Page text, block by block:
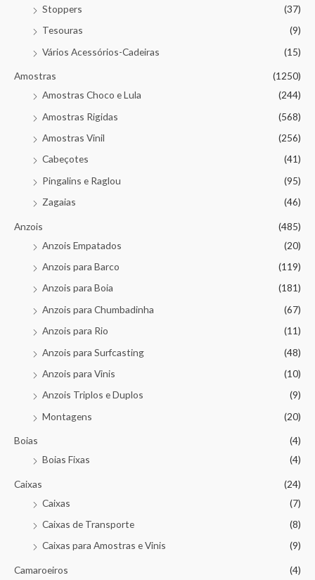
Stoppers
(37)
Tesouras
(9)
Vários Acessórios-Cadeiras
(15)
Amostras
(1250)
Amostras Choco e Lula
(244)
Amostras Rigidas
(568)
Amostras Vinil
(256)
Cabeçotes
(41)
Pingalins e Raglou
(95)
Zagaias
(46)
Anzois
(485)
Anzois Empatados
(20)
Anzois para Barco
(119)
Anzois para Boia
(181)
Anzois para Chumbadinha
(67)
Anzois para Rio
(11)
Anzois para Surfcasting
(48)
Anzois para Vinis
(10)
Anzois Triplos e Duplos
(9)
Montagens
(20)
Boias
(4)
Boias Fixas
(4)
Caixas
(24)
Caixas
(7)
Caixas de Transporte
(8)
Caixas para Amostras e Vinis
(9)
Camaroeiros (4)